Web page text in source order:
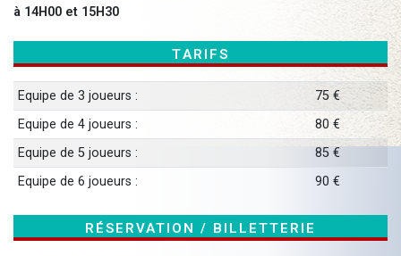
à 14H00 et 15H30
Tarifs
Equipe de 3 joueurs :
75 €
Equipe de 4 joueurs :
80 €
Equipe de 5 joueurs :
85 €
Equipe de 6 joueurs :
90 €
Réservation / Billetterie